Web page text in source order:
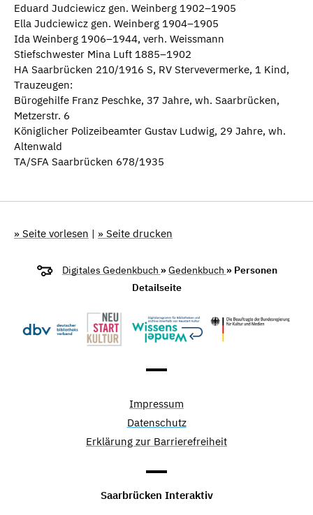
Eduard Judciewicz gen. Weinberg 1902–1905
Ella Judciewicz gen. Weinberg 1904–1905
Ida Weinberg 1906–1944, verh. Weissmann
Stiefschwester Mina Luft 1885–1902
HA Saarbrücken 210/1916 S, RV Stervevermerke, 1 Kind,
Trauzeugen:
Bürogehilfe Franz Peschke, 37 Jahre, wh. Saarbrücken,
Metzerstr. 6
Königlicher Polizeibeamter Gustav Ludwig, 29 Jahre, wh.
Altenwald
TA/SFA Saarbrücken 678/1935
» Seite vorlesen | » Seite drucken
Digitales Gedenkbuch »Gedenkbuch » Personen
Detailseite
Impressum
Datenschutz
Erklärung zur Barrierefreiheit
Saarbrücken Interaktiv